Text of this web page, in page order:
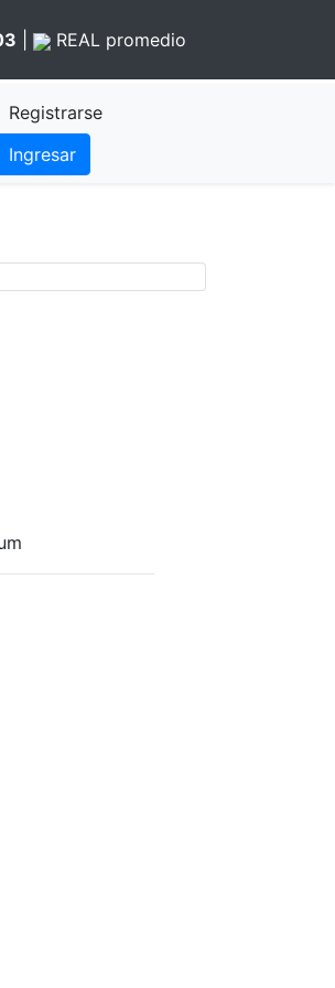
REAL promedio
Registrarse
Ingresar